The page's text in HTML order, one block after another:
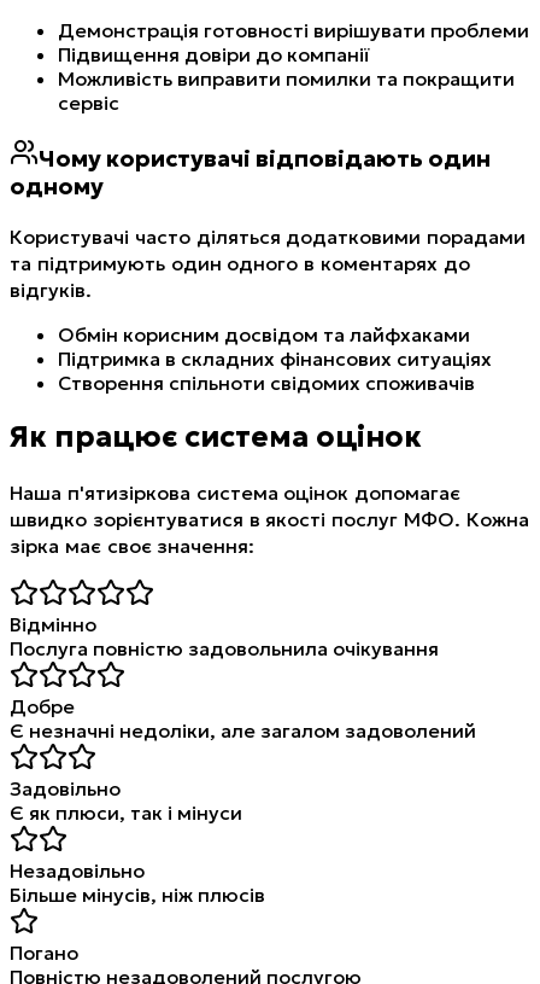
Демонстрація готовності вирішувати проблеми
Підвищення довіри до компанії
Можливість виправити помилки та покращити
сервіс
Чому користувачі відповідають один
одному
Користувачі часто діляться додатковими порадами
та підтримують один одного в коментарях до
відгуків.
Обмін корисним досвідом та лайфхаками
Підтримка в складних фінансових ситуаціях
Створення спільноти свідомих споживачів
Як працює система оцінок
Наша п'ятизіркова система оцінок допомагає
швидко зорієнтуватися в якості послуг МФО. Кожна
зірка має своє значення:
Відмінно
Послуга повністю задовольнила очікування
Добре
Є незначні недоліки, але загалом задоволений
Задовільно
Є як плюси, так і мінуси
Незадовільно
Більше мінусів, ніж плюсів
Погано
Повністю незадоволений послугою